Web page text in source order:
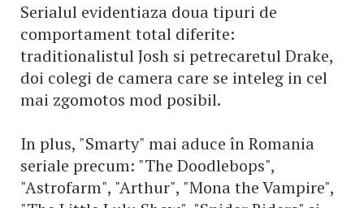
Serialul evidentiaza doua tipuri de
comportament total diferite:
traditionalistul Josh si petrecaretul Drake,
doi colegi de camera care se inteleg in cel
mai zgomotos mod posibil.
In plus, "Smarty" mai aduce în Romania
seriale precum: "The Doodlebops",
"Astrofarm", "Arthur", "Mona the Vampire",